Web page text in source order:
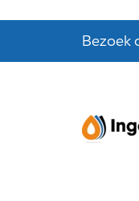
content
Bezoek